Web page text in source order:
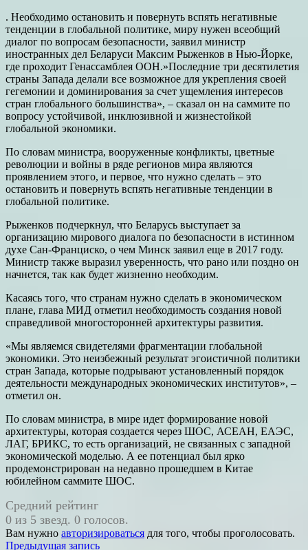
. Необходимо остановить и повернуть вспять негативные
тенденции в глобальной политике, миру нужен всеобщий
диалог по вопросам безопасности, заявил министр
иностранных дел Беларуси Максим Рыженков в Нью-Йорке,
где проходит Генассамблея ООН.»Последние три десятилетия
страны Запада делали все возможное для укрепления своей
гегемонии и доминирования за счет ущемления интересов
стран глобального большинства», – сказал он на саммите по
вопросу устойчивой, инклюзивной и жизнестойкой
глобальной экономики.
По словам министра, вооруженные конфликты, цветные
революции и войны в ряде регионов мира являются
проявлением этого, и первое, что нужно сделать – это
остановить и повернуть вспять негативные тенденции в
глобальной политике.
Рыженков подчеркнул, что Беларусь выступает за
организацию мирового диалога по безопасности в истинном
духе Сан-Франциско, о чем Минск заявил еще в 2017 году.
Министр также выразил уверенность, что рано или поздно он
начнется, так как будет жизненно необходим.
Касаясь того, что странам нужно сделать в экономическом
плане, глава МИД отметил необходимость создания новой
справедливой многосторонней архитектуры развития.
«Мы являемся свидетелями фрагментации глобальной
экономики. Это неизбежный результат эгоистичной политики
стран Запада, которые подрывают установленный порядок
деятельности международных экономических институтов», –
отметил он.
По словам министра, в мире идет формирование новой
архитектуры, которая создается через ШОС, АСЕАН, ЕАЭС,
ЛАГ, БРИКС, то есть организаций, не связанных с западной
экономической моделью. А ее потенциал был ярко
продемонстрирован на недавно прошедшем в Китае
юбилейном саммите ШОС.
Средний рейтинг
0 из 5 звезд. 0 голосов.
Вам нужно авторизироваться для того, чтобы проголосовать.
Предыдущая запись